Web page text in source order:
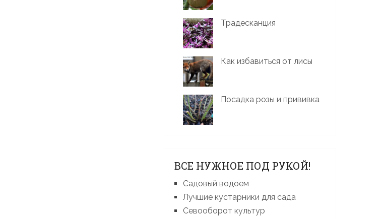
Традесканция
Как избавиться от лисы
Посадка розы и прививка
ВСЕ НУЖНОЕ ПОД РУКОЙ!
Садовый водоем
Лучшие кустарники для сада
Севооборот культур